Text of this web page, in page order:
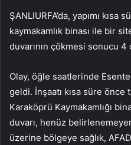
ŞANLIURFA’da, yapımı kısa
kaymakamlık binası ile bir
duvarının çökmesi sonucu
Olay, öğle saatlerinde
geldi. İnşaatı kısa süre
Karaköprü Kaymakamlığı
duvarı, henüz
üzerine bölgeye sağlık,